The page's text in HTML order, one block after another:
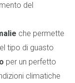
del
che permette
tipo di guasto
per un perfetto
climatiche